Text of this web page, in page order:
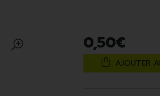
0,50€
AJOUTER